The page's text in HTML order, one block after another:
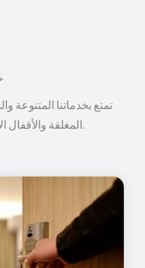
تمتع بخدماتنا المتنوعة